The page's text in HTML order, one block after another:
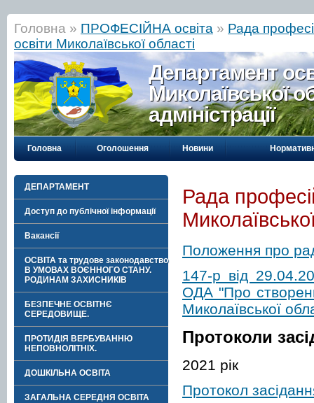
Головна » ПРОФЕСІЙНА освіта » Рада
освіти Миколаївської області
Департамент
Миколаївської
адміністрації
Головна Оголошення Новини
ДЕПАРТАМЕНТ
Доступ до публічної інформації
Вакансії
ОСВІТА та трудове законодавство
В УМОВАХ ВОЄННОГО СТАНУ.
РОДИНАМ ЗАХИСНИКІВ
БЕЗПЕЧНЕ ОСВІТНЄ
СЕРЕДОВИЩЕ.
ПРОТИДІЯ ВЕРБУВАННЮ
НЕПОВНОЛІТНІХ.
ДОШКІЛЬНА ОСВІТА
ЗАГАЛЬНА СЕРЕДНЯ ОСВІТА
Рада
Положення про
147-р від
ОДА "Про
Миколаївської
Протоколи
2021 рік
Протокол